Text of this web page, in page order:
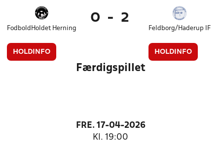
FodboldHoldet Herning
HOLDINFO
0 - 2
Feldborg/Haderup IF
HOLDINFO
Færdigspillet
FRE. 17-04-2026
Kl. 19:00